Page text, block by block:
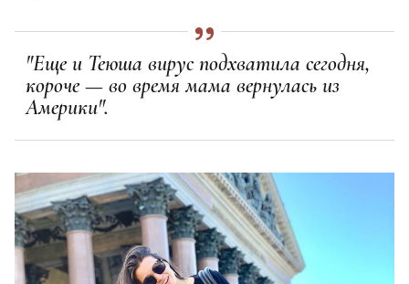
"Еще и Теюша вирус подхватила сегодня,
короче — во время мама вернулась из
Америки".